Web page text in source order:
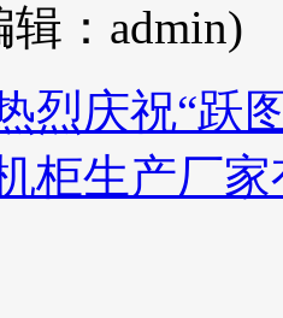
：admin)
烈庆祝“跃
柜生产厂